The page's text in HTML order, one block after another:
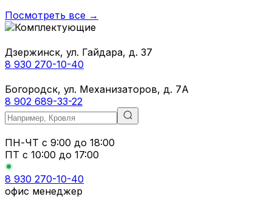
Посмотреть все →
Дзержинск, ул. Гайдара, д. 37
8 930 270-10-40
Богородск, ул. Механизаторов, д. 7А
8 902 689-33-22
ПН-ЧТ с 9:00 до 18:00
ПТ с 10:00 до 17:00
8 930 270-10-40
офис менеджер